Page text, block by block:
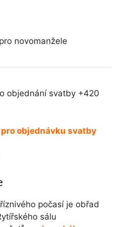
novomanžele
objednání svatby +420
objednávku svatby
počasí je obřad
sálu